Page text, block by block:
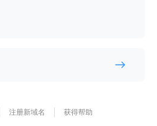
注册新域名 获得帮助